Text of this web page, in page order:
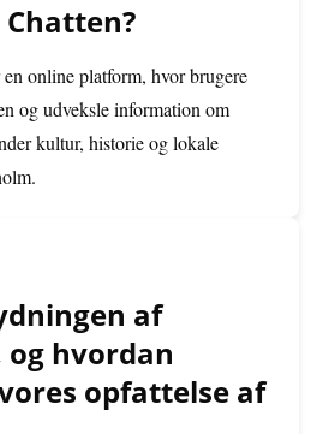
online platform, hvor brugere
og udveksle information om
kultur, historie og lokale
af
hvordan
opfattelse af